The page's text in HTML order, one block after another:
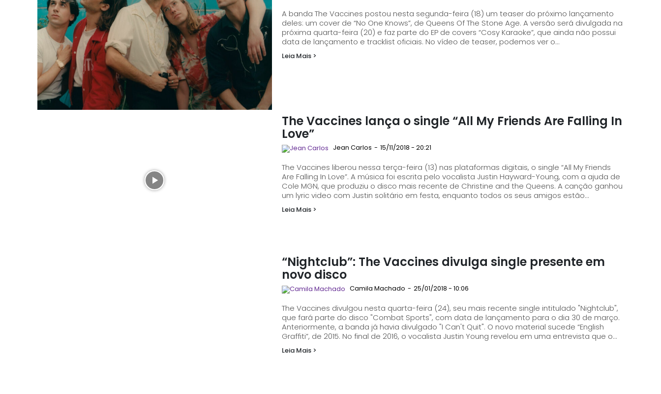
A banda The Vaccines postou nesta segunda-feira (18) um teaser do próximo lançamento
deles: um cover de “No One Knows”, de Queens Of The Stone Age. A versão será divulgada na
próxima quarta-feira (20) e faz parte do EP de covers “Cosy Karaoke”, que ainda não possui
data de lançamento e tracklist oficiais. No vídeo de teaser, podemos ver o...
Leia Mais >
The Vaccines lança o single “All My Friends Are Falling In
Love”
Jean Carlos - 15/11/2018 - 20:21
The Vaccines liberou nessa terça-feira (13) nas plataformas digitais, o single “All My Friends
Are Falling In Love”. A música foi escrita pelo vocalista Justin Hayward-Young, com a ajuda de
Cole MGN, que produziu o disco mais recente de Christine and the Queens. A canção ganhou
um lyric video com Justin solitário em festa, enquanto todos os seus amigos estão...
Leia Mais >
“Nightclub”: The Vaccines divulga single presente em
novo disco
Camila Machado - 25/01/2018 - 10:06
The Vaccines divulgou nesta quarta-feira (24), seu mais recente single intitulado "Nightclub",
que fará parte do disco "Combat Sports", com data de lançamento para o dia 30 de março.
Anteriormente, a banda já havia divulgado "I Can't Quit". O novo material sucede “English
Graffiti”, de 2015. No final de 2016, o vocalista Justin Young revelou em uma entrevista que o...
Leia Mais >